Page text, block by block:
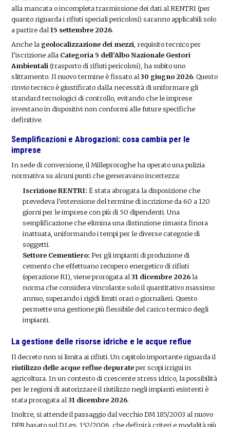
alla mancata o incompleta trasmissione dei dati al RENTRI (per
quanto riguarda i rifiuti speciali pericolosi) saranno applicabili solo
a partire dal15 settembre 2026.
Anche la geolocalizzazione dei mezzi , requisito tecnico per
l’iscrizione alla Categoria 5 dell’Albo Nazionale Gestori
Ambientali (trasporto di rifiuti pericolosi), ha subito uno
slittamento. Il nuovo termine è fissato al30 giugno 2026. Questo
rinvio tecnico è giustificato dalla necessità di uniformare gli
standard tecnologici di controllo, evitando che le imprese
investano in dispositivi non conformi alle future specifiche
definitive.
Semplificazioni e Abrogazioni: cosa cambia per le
imprese
In sede di conversione, il Milleproroghe ha operato una pulizia
normativa su alcuni punti che generavano incertezza:
Iscrizione RENTRI: È stata abrogata la disposizione che
prevedeva l’estensione del termine di iscrizione da 60 a 120
giorni per le imprese con più di 50 dipendenti. Una
semplificazione che elimina una distinzione rimasta finora
inattuata, uniformando i tempi per le diverse categorie di
soggetti.
Settore Cementiero: Per gli impianti di produzione di
cemento che effettuano recupero energetico di rifiuti
(operazione R1), viene prorogata al 31 dicembre 2026la
norma che considera vincolante solo il quantitativo massimo
annuo, superando i rigidi limiti orari o giornalieri. Questo
permette una gestione più flessibile del carico termico degli
impianti.
La gestione delle risorse idriche e le acque reflue
Il decreto non si limita ai rifiuti. Un capitolo importante riguarda il
riutilizzo delle acque reflue depurateper scopi irrigui in
agricoltura. In un contesto di crescente stress idrico, la possibilità
per le regioni di autorizzare il riutilizzo negli impianti esistenti è
stata prorogata al31 dicembre 2026.
Inoltre, si attende il passaggio dal vecchio DM 185/2003 al nuovo
DPR basato sul D.Lgs. 152/2006, che definirà criteri e modalità più